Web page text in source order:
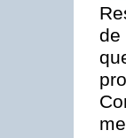
de